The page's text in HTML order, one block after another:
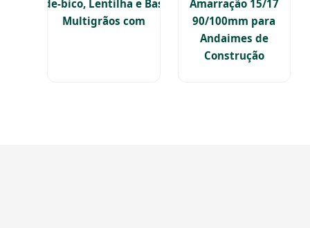
Grão-de-bico, Lentilha e Bases de
Multigrãos com
Amarração 15/17
90/100mm para
Andaimes de
Construção